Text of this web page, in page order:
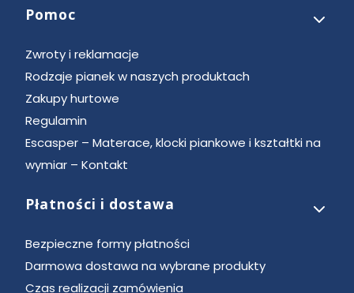
Pomoc
Zwroty i reklamacje
Rodzaje pianek w naszych produktach
Zakupy hurtowe
Regulamin
Escasper – Materace, klocki piankowe i kształtki na
wymiar – Kontakt
Płatności i dostawa
Bezpieczne formy płatności
Darmowa dostawa na wybrane produkty
Czas realizacji zamówienia